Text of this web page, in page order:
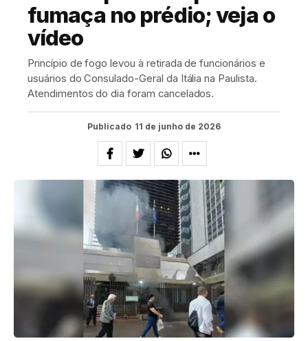
fumaça no prédio; veja o
vídeo
Princípio de fogo levou à retirada de funcionários e
usuários do Consulado-Geral da Itália na Paulista.
Atendimentos do dia foram cancelados.
Publicado 11 de junho de 2026